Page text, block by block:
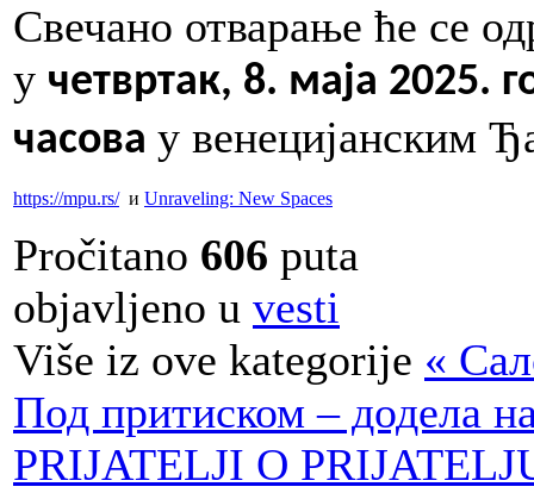
Свечано отварање ће се
у четвртак, 8. маја 2025.
часова у венецијанским
https://mpu.rs/и Unraveling: New Spaces
Pročitano 606 puta
objavljeno u vesti
Više iz ove kategorije «
Под притиском – додела
PRIJATELJI O